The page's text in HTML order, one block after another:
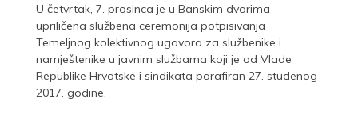
U četvrtak, 7. prosinca je u Banskim dvorima
upriličena službena ceremonija potpisivanja
Temeljnog kolektivnog ugovora za službenike i
namještenike u javnim službama koji je od Vlade
Republike Hrvatske i sindikata parafiran 27. studenog
2017. godine.